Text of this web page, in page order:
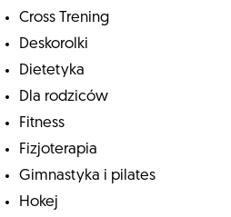
Cross Trening
Deskorolki
Dietetyka
Dla rodziców
Fitness
Fizjoterapia
Gimnastyka i pilates
Hokej